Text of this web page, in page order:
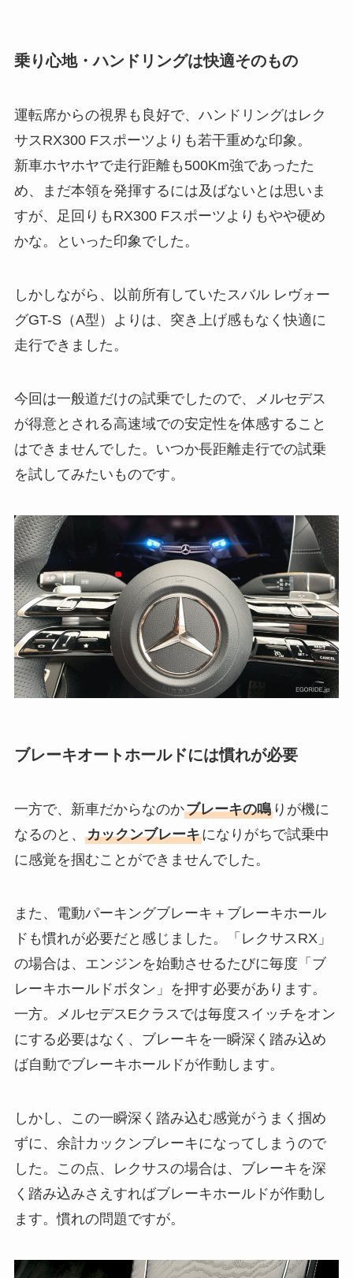
乗り心地・ハンドリングは快適そのもの
運転席からの視界も良好で、ハンドリングはレク
サスRX300 Fスポーツよりも若干重めな印象。
新車ホヤホヤで走行距離も500Km強であったた
め、まだ本領を発揮するには及ばないとは思いま
すが、足回りもRX300 Fスポーツよりもやや硬め
かな。といった印象でした。
しかしながら、以前所有していたスバル レヴォー
グGT-S（A型）よりは、突き上げ感もなく快適に
走行できました。
今回は一般道だけの試乗でしたので、メルセデス
が得意とされる高速域での安定性を体感すること
はできませんでした。いつか長距離走行での試乗
を試してみたいものです。
ブレーキオートホールドには慣れが必要
一方で、新車だからなのかブレーキの鳴りが機に
なるのと、 カックンブレーキになりがちで試乗中
に感覚を掴むことができませんでした。
また、電動パーキングブレーキ＋ブレーキホール
ドも慣れが必要だと感じました。「レクサスRX」
の場合は、エンジンを始動させるたびに毎度「ブ
レーキホールドボタン」を押す必要があります。
一方。メルセデスEクラスでは毎度スイッチをオン
にする必要はなく、ブレーキを一瞬深く踏み込め
ば自動でブレーキホールドが作動します。
しかし、この一瞬深く踏み込む感覚がうまく掴め
ずに、余計カックンブレーキになってしまうので
した。この点、レクサスの場合は、ブレーキを深
く踏み込みさえすればブレーキホールドが作動し
ます。慣れの問題ですが。